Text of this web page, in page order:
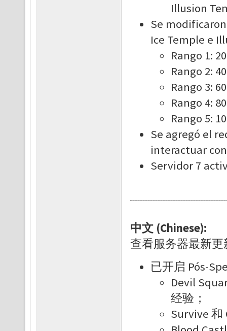
Illusion
Se
Ice Temple e
Rango 1:
Rango 2:
Rango 3:
Rango 4:
Rango 5:
Se agregó el
interactuar
Servidor 7
中文 (Chinese):
查看服务器最新
已开启 Pós-
Devil
经验；
Survive 和